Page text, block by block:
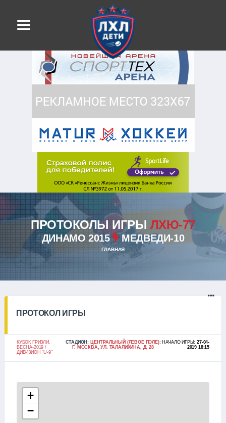
ПРОТОКОЛЫ ИГРЫ ЛХЮ-77
ДИНАМО 2015 МЕДВЕДИ-10
ГЛАВНАЯ
ПРОТОКОЛ ИГРЫ
КУБОК ГРИЗЛИ.
ВЕСНА-2019 /
ДИВИЗИОН "U-9"
СТАДИОН: ЦЕНТРАЛЬНЫЙ (ЛЕВОЕ ПОЛЕ):
Г. МОСКВА, УЛ. ТАЛАЛИХИНА, Д. 28
НАЧАЛО ИГРЫ:27-04-
2019 18:15
+
−